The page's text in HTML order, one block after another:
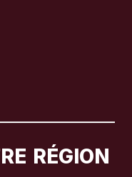
RÉGION